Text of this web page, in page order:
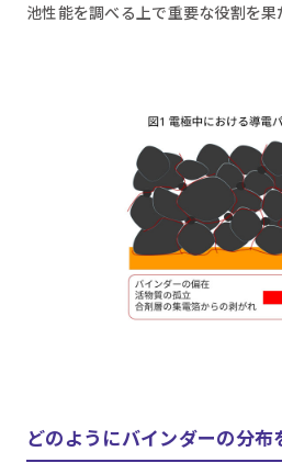
池性能を調べる上で重要な役割を果
どのようにバインダーの分布